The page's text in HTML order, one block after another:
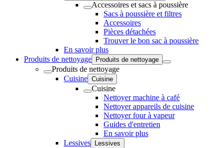
Accessoires et sacs à poussière
Sacs à poussière et filtres
Accessoires
Pièces détachées
Trouver le bon sac à poussière
En savoir plus
Produits de nettoyage
Produits de nettoyage
Produits de nettoyage
Cuisine Cuisine
Cuisine
Nettoyer machine à café
Nettoyer appareils de cuisine
Nettoyer four à vapeur
Guides d'entretien
En savoir plus
Lessives
Lessives